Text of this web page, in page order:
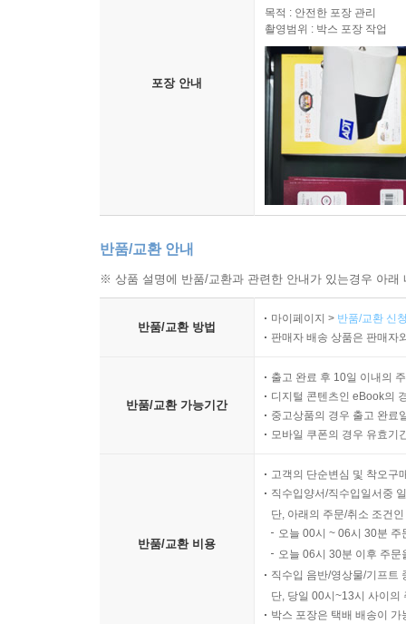
포장 안내
목적 : 안전한 포장 관리
촬영범위 : 박스 포장 작업
반품/교환 안내
※ 상품 설명에 반품/교환과 관련한 안내가 있는경우 아
반품/교환 방법
마이페이지 > 반품/교환 신
판매자 배송 상품은 판매자
반품/교환 가능기간
출고 완료 후 10일 이내의
디지털 콘텐츠인 eBook의
중고상품의 경우 출고 완료
모바일 쿠폰의 경우 유효기
반품/교환 비용
고객의 단순변심 및 착오구
직수입양서/직수입일서중
단, 아래의 주문/취소 조건
오늘 00시 ~ 06시 30분
오늘 06시 30분 이후 주
직수입 음반/영상물/기프트
단, 당일 00시~13시 사이의
박스 포장은 택배 배송이